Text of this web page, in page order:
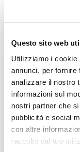
Questo sito web
Utilizziamo i cookie
annunci, per fornire
analizzare il nostro
informazioni sul
nostri partner che
pubblicità e social
con altre
raccolto dal tuo
Spiedo a
bacinella di scolo
👨‍🍳
Taglia a metàla
Con la punta di
nella carne e
alloro.